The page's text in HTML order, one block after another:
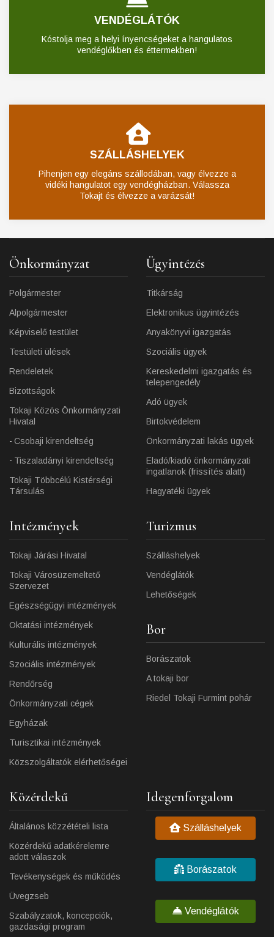
VENDÉGLÁTÓK
Kóstolja meg a helyi ínyencségeket a hangulatos
vendéglőkben és éttermekben!
SZÁLLÁSHELYEK
Pihenjen egy elegáns szállodában, vagy élvezze a
vidéki hangulatot egy vendégházban. Válassza
Tokajt és élvezze a varázsát!
Önkormányzat
Polgármester
Alpolgármester
Képviselő testület
Testületi ülések
Rendeletek
Bizottságok
Tokaji Közös Önkormányzati
Hivatal
Csobaji kirendeltség
Tiszaladányi kirendeltség
Tokaji Többcélú Kistérségi
Társulás
Ügyintézés
Titkárság
Elektronikus ügyintézés
Anyakönyvi igazgatás
Szociális ügyek
Kereskedelmi igazgatás és
telepengedély
Adó ügyek
Birtokvédelem
Önkormányzati lakás ügyek
Eladó/kiadó önkormányzati
ingatlanok (frissítés alatt)
Hagyatéki ügyek
Intézmények
Tokaji Járási Hivatal
Tokaji Városüzemeltető
Szervezet
Egészségügyi intézmények
Oktatási intézmények
Kulturális intézmények
Szociális intézmények
Rendőrség
Önkormányzati cégek
Egyházak
Turisztikai intézmények
Közszolgáltatók elérhetőségei
Turizmus
Szálláshelyek
Vendéglátók
Lehetőségek
Bor
Borászatok
A tokaji bor
Riedel Tokaji Furmint pohár
Közérdekű
Általános közzétételi lista
Közérdekű adatkérelemre
adott válaszok
Tevékenységek és működés
Üvegzseb
Szabályzatok, koncepciók,
gazdasági program
Idegenforgalom
Szálláshelyek
Borászatok
Vendéglátók